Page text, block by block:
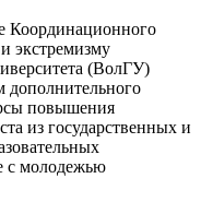
Координационного
экстремизму
(ВолГУ)
дополнительного
повышения
из государственных и
с молодежью